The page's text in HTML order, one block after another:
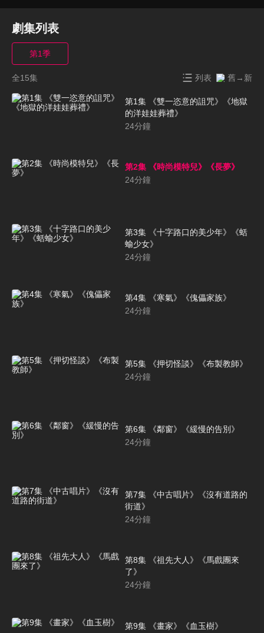
劇集列表
第1季
全15集 列表 舊→新
第1集 《雙一恣意的詛咒》《地獄
的洋娃娃葬禮》
24分鐘
第2集 《時尚模特兒》《長夢》
24分鐘
第3集 《十字路口的美少年》《蛞
蝓少女》
24分鐘
第4集 《寒氣》《傀儡家族》
24分鐘
第5集 《押切怪談》《布製教師》
24分鐘
第6集 《鄰窗》《緩慢的告別》
24分鐘
第7集 《中古唱片》《沒有道路的
街道》
24分鐘
第8集 《祖先大人》《馬戲團來
了》
24分鐘
第9集 《畫家》《血玉樹》